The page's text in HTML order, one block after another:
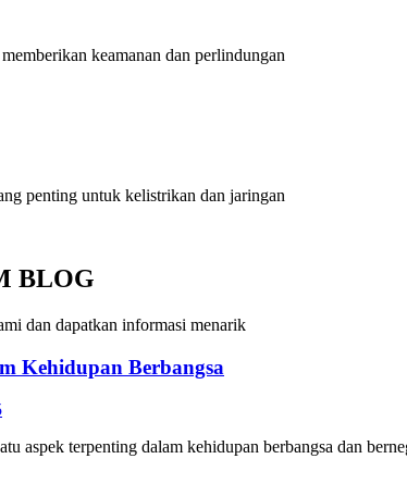
keamanan dan perlindungan
penting untuk kelistrikan dan jaringan
BLOG
dan dapatkan informasi menarik
Kehidupan Berbangsa
aspek terpenting dalam kehidupan berbangsa dan